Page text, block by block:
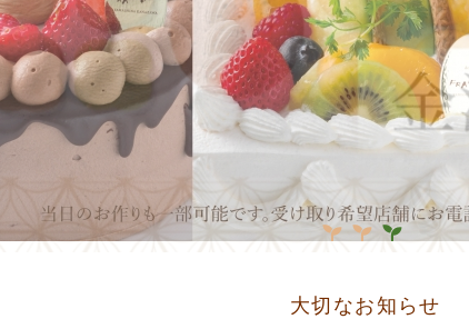
大切なお知らせ